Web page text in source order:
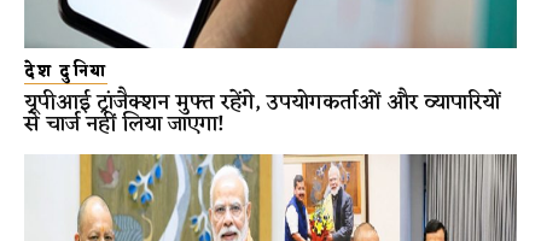
देश दुनिया
यूपीआई ट्रांजैक्शन मुफ्त रहेंगे, उपयोगकर्ताओं और व्यापारियों
से चार्ज नहीं लिया जाएगा!